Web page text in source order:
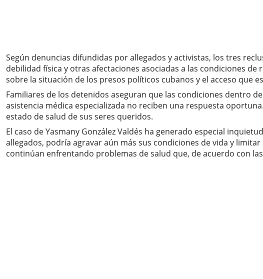
Según denuncias difundidas por allegados y activistas, los tres
debilidad física y otras afectaciones asociadas a las condiciones
sobre la situación de los presos políticos cubanos y el acceso que
Familiares de los detenidos aseguran que las condiciones dentro
asistencia médica especializada no reciben una respuesta
estado de salud de sus seres queridos.
El caso de Yasmany González Valdés ha generado especial
allegados, podría agravar aún más sus condiciones de vida y
continúan enfrentando problemas de salud que, de acuerdo con